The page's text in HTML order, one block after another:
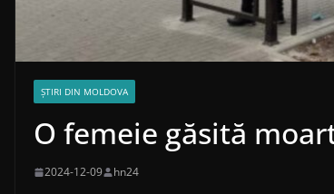
ȘTIRI DIN MOLDOVA
O femeie găsită
2024-12-09 hn24